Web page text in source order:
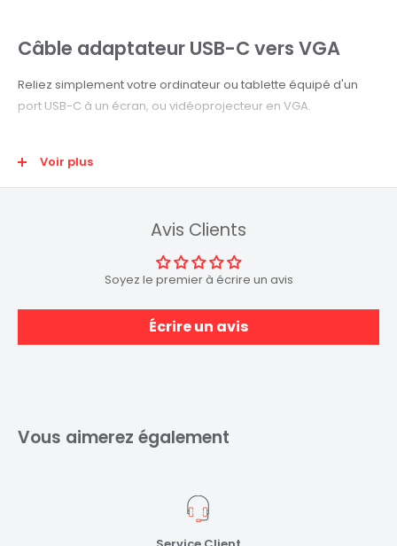
Câble adaptateur USB-C vers VGA
Reliez simplement votre ordinateur ou tablette équipé d'un
port USB-C à un écran, ou vidéoprojecteur en VGA.
Caractéristiques principales
Type : Adaptateur USB-C mâle vers VGA mâle
Compatible résolution Full HD (1920 x 1080) à 60Hz max
Voir plus
Avis Clients
Soyez le premier à écrire un avis
Écrire un avis
Vous aimerez également